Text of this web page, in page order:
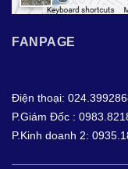
FANPAGE
Điện thoại:
P.Giám Đốc :
P.Kinh doanh 2: